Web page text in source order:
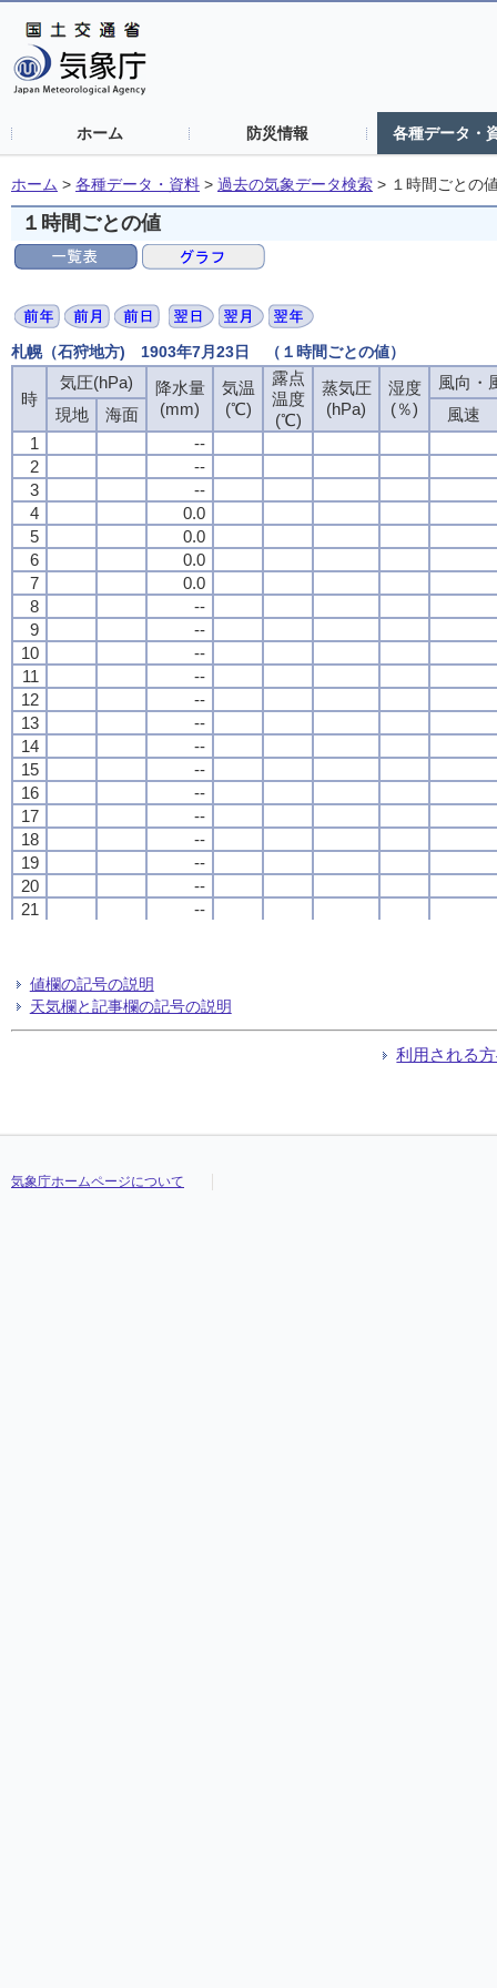
ホーム 防災情報 各種データ・
ホーム > 各種データ・資料 > 過去の気象データ検索 > １時間ごとの
１時間ごとの値
札幌（石狩地方) 1903年7月23日 （１時間ごとの値）
時
気圧(hPa)
降水量
(mm)
気温
(℃)
露点
温度
(℃)
蒸気圧
(hPa)
湿度
(％)
風向・
現地
海面
風速
1
--
2
--
3
--
4
0.0
5
0.0
6
0.0
7
0.0
8
--
9
--
10
--
11
--
12
--
13
--
14
--
15
--
16
--
17
--
18
--
19
--
20
--
21
--
24
時
気圧(hPa)
降水量
(mm)
気温
(℃)
露点
温度
(℃)
蒸気圧
(hPa)
湿度
(％)
風向・
現地
海面
風速
1
--
2
--
3
--
4
0.0
5
0.0
6
0.0
7
0.0
8
--
9
--
10
--
11
--
12
--
13
--
14
--
15
--
16
--
17
--
18
--
19
--
20
--
21
--
24
時
気圧(hPa)
降水量
(mm)
気温
(℃)
露点
温度
(℃)
蒸気圧
(hPa)
湿度
(％)
風向・
現地
海面
風速
1
--
2
--
3
--
4
0.0
5
0.0
6
0.0
7
0.0
8
--
9
--
10
--
11
--
12
--
13
--
14
--
15
--
16
--
17
--
18
--
19
--
20
--
21
--
24
時
気圧(hPa)
降水量
(mm)
気温
(℃)
露点
温度
(℃)
蒸気圧
(hPa)
湿度
(％)
風向・
現地
海面
風速
1
--
2
--
3
--
4
0.0
5
0.0
6
0.0
7
0.0
8
--
9
--
10
--
11
--
12
--
13
--
14
--
15
--
16
--
17
--
18
--
19
--
20
--
21
--
24
値欄の記号の説明
天気欄と記事欄の記号の説明
利用される
気象庁ホームページについて